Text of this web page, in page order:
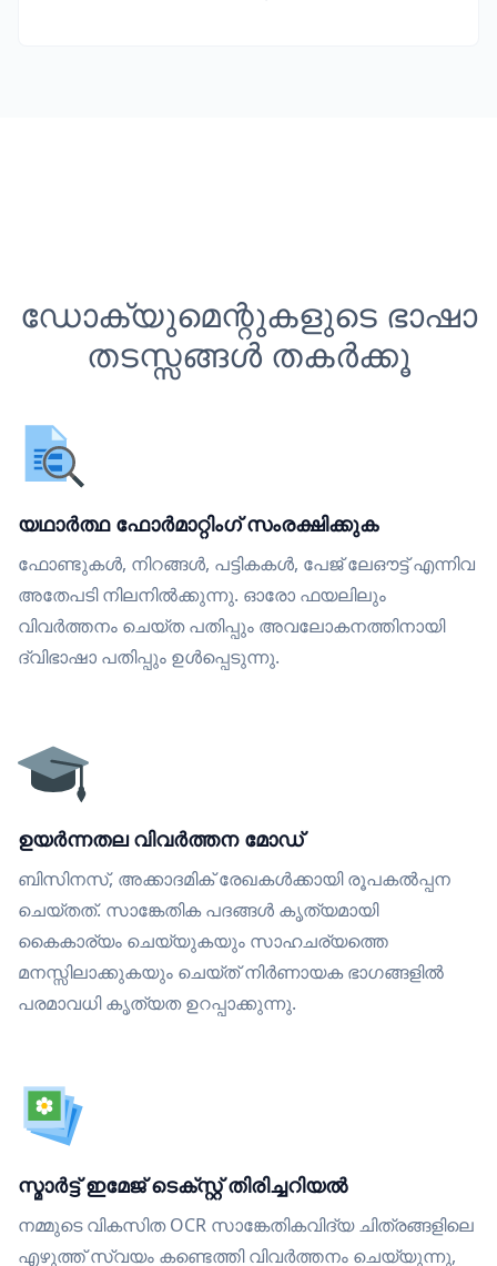
ഡോക്യുമെന്റുകളുടെ ഭാഷാ
തടസ്സങ്ങൾ തകർക്കൂ
യഥാർത്ഥ ഫോർമാറ്റിംഗ് സംരക്ഷിക്കുക
ഫോണ്ടുകൾ, നിറങ്ങൾ, പട്ടികകൾ, പേജ് ലേഔട്ട് എന്നിവ
അതേപടി നിലനിൽക്കുന്നു. ഓരോ ഫയലിലും
വിവർത്തനം ചെയ്ത പതിപ്പും അവലോകനത്തിനായി
ദ്വിഭാഷാ പതിപ്പും ഉൾപ്പെടുന്നു.
ഉയർന്നതല വിവർത്തന മോഡ്
ബിസിനസ്, അക്കാദമിക് രേഖകൾക്കായി രൂപകൽപ്പന
ചെയ്തത്. സാങ്കേതിക പദങ്ങൾ കൃത്യമായി
കൈകാര്യം ചെയ്യുകയും സാഹചര്യത്തെ
മനസ്സിലാക്കുകയും ചെയ്ത് നിർണായക ഭാഗങ്ങളിൽ
പരമാവധി കൃത്യത ഉറപ്പാക്കുന്നു.
സ്മാർട്ട് ഇമേജ് ടെക്സ്റ്റ് തിരിച്ചറിയൽ
നമ്മുടെ വികസിത OCR സാങ്കേതികവിദ്യ ചിത്രങ്ങളിലെ
എഴുത്ത് സ്വയം കണ്ടെത്തി വിവർത്തനം ചെയ്യുന്നു,